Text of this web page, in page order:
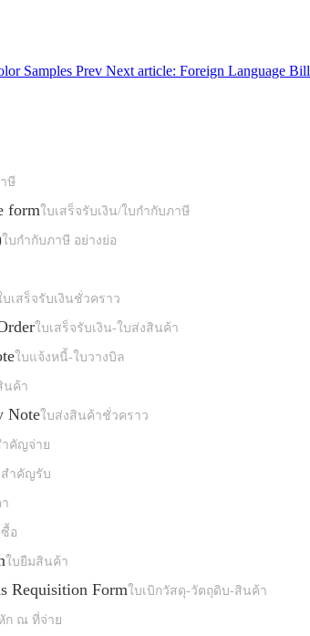
Samples Prev Next article: Foreign Language Bill
ษี
formใบเสร็จรับเงิน/ใบกำกับภาษี
ใบกำกับภาษี อย่างย่อ
บเสร็จรับเงินชั่วคราว
ใบเสร็จรับเงิน-ใบส่งสินค้า
ใบแจ้งหนี้-ใบวางบิล
นค้า
Noteใบส่งสินค้าชั่วคราว
ำคัญจ่าย
สำคัญรับ
อ
ใบยืมสินค้า
Requisition Formใบเบิกวัสดุ-วัตถุดิบ-สินค้า
ก ณ ที่จ่าย